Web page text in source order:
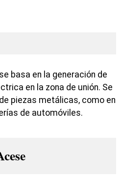
basa en la generación de
en la zona de unión. Se
piezas metálicas, como en
de automóviles.